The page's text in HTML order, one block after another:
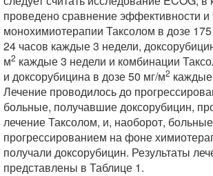
проведено сравнение эффективности и
монохимиотерапии Таксолом в дозе
24 часов каждые 3 недели,
м2 каждые 3 недели и комбинации
и доксорубицина в дозе 50 мг/м2
Лечение проводилось до
больные, получавшие доксорубицин,
лечение Таксолом, и, наоборот,
прогрессированием на фоне
получали доксорубицин. Результаты
представлены в Таблице 1.